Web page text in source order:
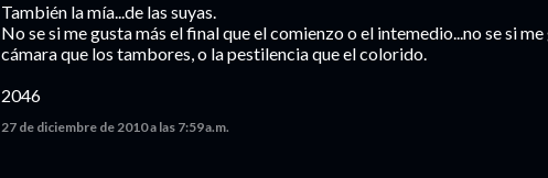
También la mía...de las suyas.
No se si me gusta más el final que el comienzo o el intemedio...no se si
cámara que los tambores, o la pestilencia que el colorido.
2046
27 de diciembre de 2010 a las 7:59 a.m.